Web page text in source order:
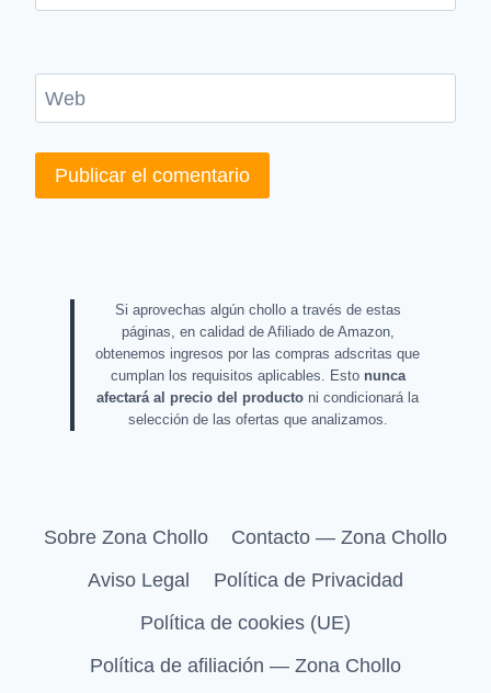
Web
Si aprovechas algún chollo a través de estas
páginas, en calidad de Afiliado de Amazon,
obtenemos ingresos por las compras adscritas que
cumplan los requisitos aplicables. Esto nunca
afectará al precio del producto ni condicionará la
selección de las ofertas que analizamos.
Sobre Zona Chollo
Contacto — Zona Chollo
Aviso Legal
Política de Privacidad
Política de cookies (UE)
Política de afiliación — Zona Chollo